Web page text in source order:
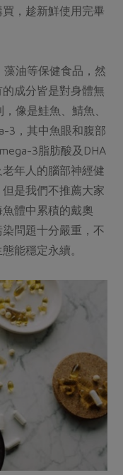
，趁新鮮使用完畢
油等保健食品，然
成分皆是對身體無
像是鮭魚、鯖魚、
3，其中魚眼和腹部
3脂肪酸及DHA
年人的腦部神經健
是我們不推薦大家
體中累積的戴奧
問題十分嚴重，不
能穩定永續。